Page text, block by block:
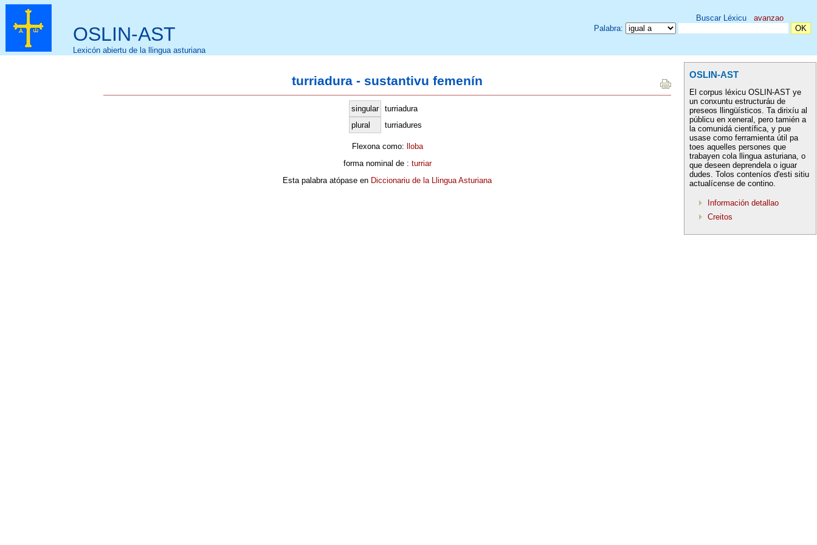
OSLIN-AST
Lexicón abiertu de la llingua asturiana
Buscar Léxicu avanzao
Palabra:
turriadura - sustantivu femenín
singular
turriadura
plural
turriadures
Flexona como: lloba
forma nominal de : turriar
Esta palabra atópase en Diccionariu de la Llingua Asturiana
OSLIN-AST
El corpus léxicu OSLIN-AST ye
un conxuntu estructuráu de
preseos llingüísticos. Ta dirixíu al
públicu en xeneral, pero tamién a
la comunidá científica, y pue
usase como ferramienta útil pa
toes aquelles persones que
trabayen cola llingua asturiana, o
que deseen deprendela o iguar
dudes. Tolos conteníos d'esti sitiu
actualícense de contino.
Información detallao
Creitos